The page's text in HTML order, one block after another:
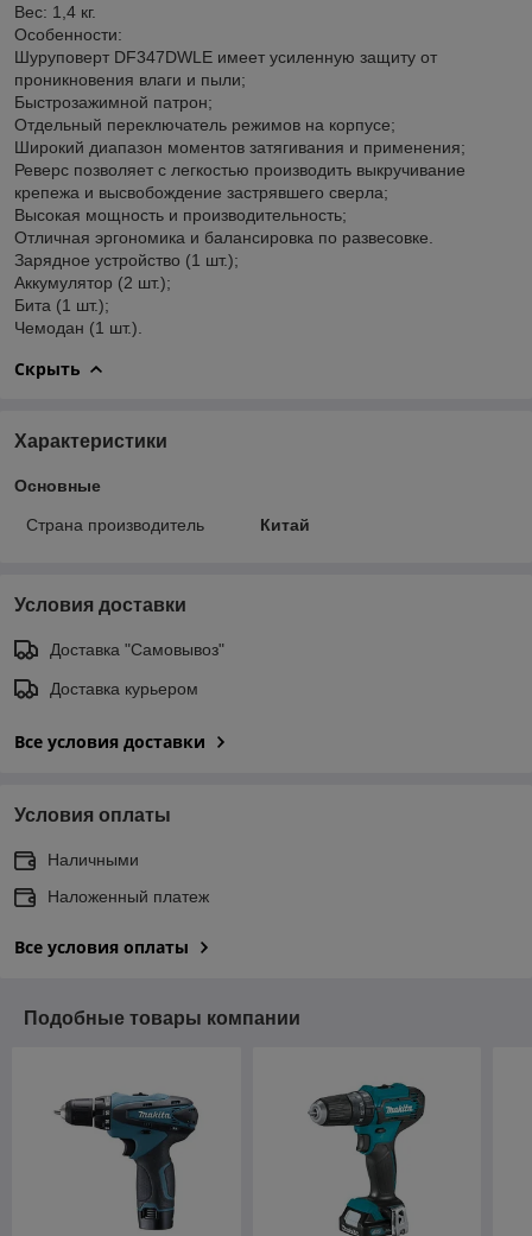
Вес: 1,4 кг.
Особенности:
Шуруповерт DF347DWLE имеет усиленную защиту от
проникновения влаги и пыли;
Быстрозажимной патрон;
Отдельный переключатель режимов на корпусе;
Широкий диапазон моментов затягивания и применения;
Реверс позволяет с легкостью производить выкручивание
крепежа и высвобождение застрявшего сверла;
Высокая мощность и производительность;
Отличная эргономика и балансировка по развесовке.
Зарядное устройство (1 шт.);
Аккумулятор (2 шт.);
Бита (1 шт.);
Чемодан (1 шт.).
Скрыть
Характеристики
Основные
Страна производитель Китай
Условия доставки
Доставка "Самовывоз"
Доставка курьером
Все условия доставки
Условия оплаты
Наличными
Наложенный платеж
Все условия оплаты
Подобные товары компании